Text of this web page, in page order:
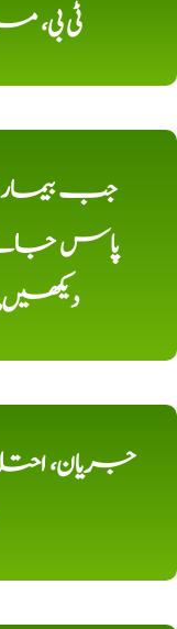
ٹی بی،
جب بیمار
پاس جانے
جریان،